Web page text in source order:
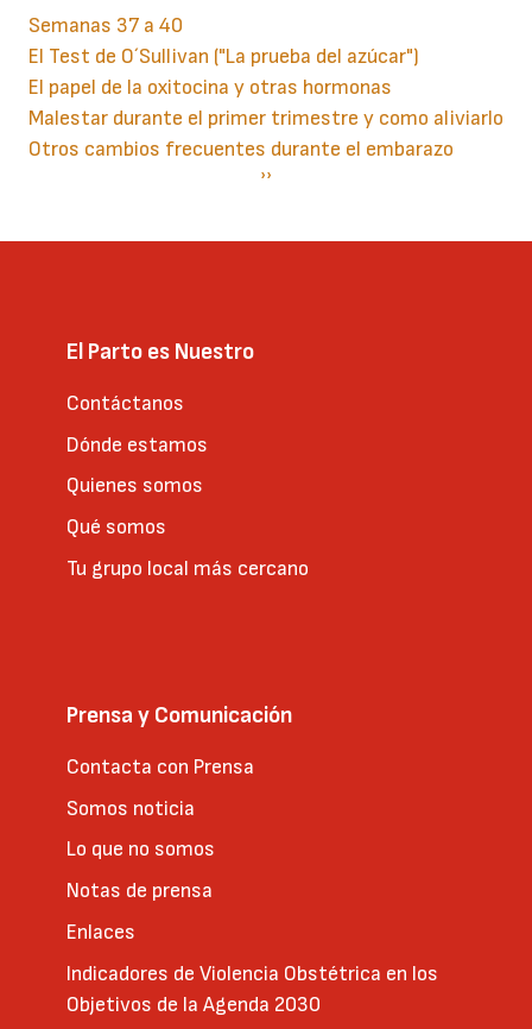
Semanas 37 a 40
El Test de O´Sullivan ("La prueba del azúcar")
El papel de la oxitocina y otras hormonas
Malestar durante el primer trimestre y como aliviarlo
Otros cambios frecuentes durante el embarazo
Siguiente
››
El Parto es Nuestro
Contáctanos
Dónde estamos
Quienes somos
Qué somos
Tu grupo local más cercano
Prensa y Comunicación
Contacta con Prensa
Somos noticia
Lo que no somos
Notas de prensa
Enlaces
Indicadores de Violencia Obstétrica en los
Objetivos de la Agenda 2030